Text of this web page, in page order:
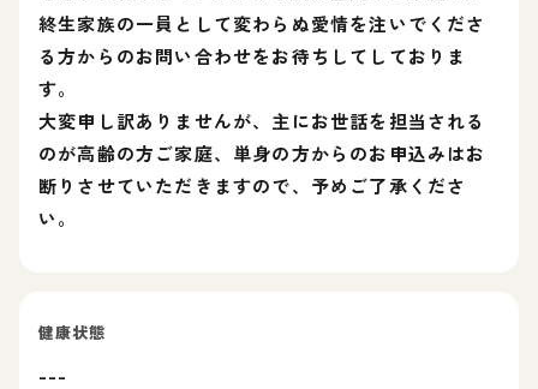
終生家族の一員として変わらぬ愛情を注いでくださ
る方からのお問い合わせをお待ちしてしておりま
す。
大変申し訳ありませんが、主にお世話を担当される
のが高齢の方ご家庭、単身の方からのお申込みはお
断りさせていただきますので、予めご了承くださ
い。
健康状態
---